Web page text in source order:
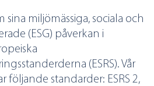
miljömässiga, sociala och
(ESG) påverkan i
(ESRS). Vår
standarder: ESRS 2,